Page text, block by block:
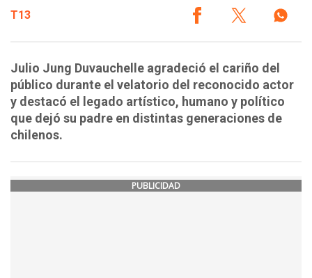
T13
Julio Jung Duvauchelle agradeció el cariño del
público durante el velatorio del reconocido actor
y destacó el legado artístico, humano y político
que dejó su padre en distintas generaciones de
chilenos.
PUBLICIDAD